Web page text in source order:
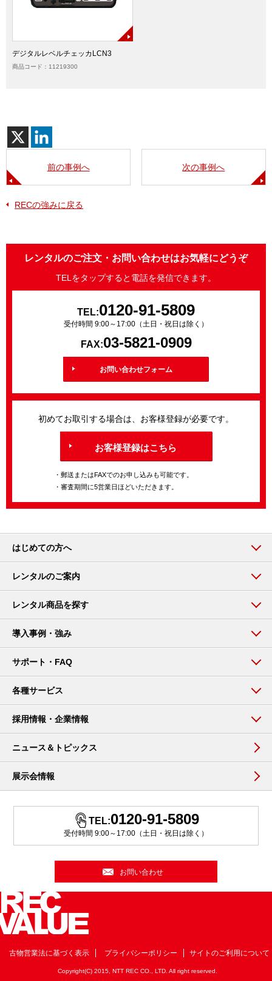
デジタルレベルチェッカLCN3
商品コード：11219300
前の事例へ 次の事例へ
RECの強みに戻る
レンタルのご注文・お問い合わせはお気軽にどうぞ
TELをタップすると電話を発信できます。
TEL:0120-91-5809
受付時間 9:00～17:00（土日・祝日は除く）
FAX:03-5821-0909
お問い合わせフォーム
初めてお取引する場合は、お客様登録が必要です。
お客様登録はこちら
・郵送またはFAXでのお申し込みも可能です。
・審査期間に5営業日ほどいただきます。
はじめての方へ
レンタルのご案内
レンタル商品を探す
導入事例・強み
サポート・FAQ
各種サービス
採用情報・企業情報
ニュース＆トピックス
展示会情報
TEL:0120-91-5809
受付時間 9:00～17:00（土日・祝日は除く）
お問い合わせ
古物営業法に基づく表示 プライバシーポリシー サイトのご利用について
Copyright(C) 2015, NTT REC CO., LTD. All right reserved.